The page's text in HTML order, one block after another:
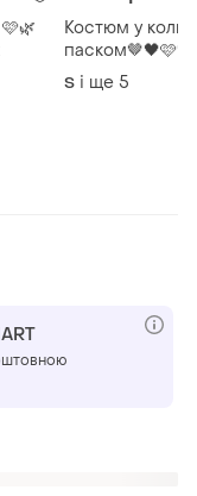
Костюм у
паском🤎🖤🩷💛
S і ще 5